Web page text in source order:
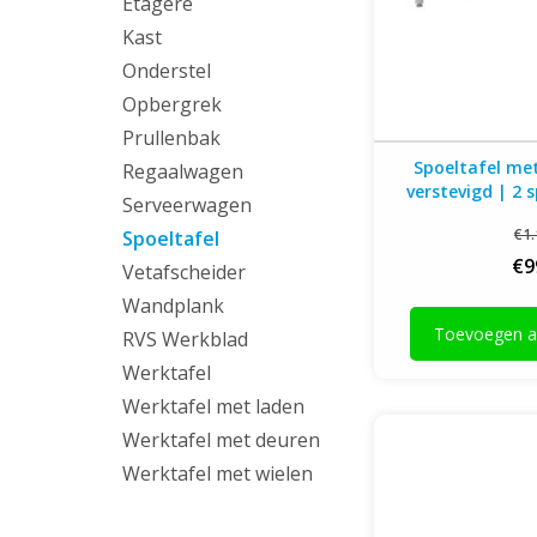
Kast
Onderstel
Opbergrek
Prullenbak
Regaalwagen
Serveerwagen
Spoeltafel
Vetafscheider
Wandplank
RVS Werkblad
Werktafel
Werktafel met laden
Werktafel met deuren
Werktafel met wielen
Spoeltafel
verstevigd | 2
Toevoegen